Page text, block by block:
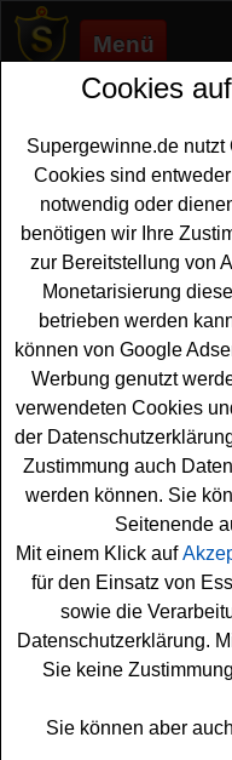
Menü
Supergewinne.de>
Anzeige:
Anzeige:
Gabor
Jahresabo
Ein kostenloses Gabor
Gewinnerinnen, die
möchten. Verlost wird
Jahr - und jeden Monat
neue Schuhe bei
Gewinnspiel gratis
nur kurz das keine
kostenlosen
mitspielen und mit
Jahresabo gewinnen.
Gabor verlost
Jahr - jeden
Cookies
Supergewinne.de
Cookies sind
notwendig oder
benötigen wir Ihre
zur Bereitstellung von
Monetarisierung
betrieben werden
können von Google
Werbung genutzt
verwendeten Cookies
der
Zustimmung auch
werden können. Sie
Seitenende
Mit einem Klick auf
für den Einsatz von
sowie die
Datenschutzerklärung.
Sie keine
Sie können aber